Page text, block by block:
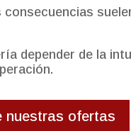
depender de la
nuestras ofertas